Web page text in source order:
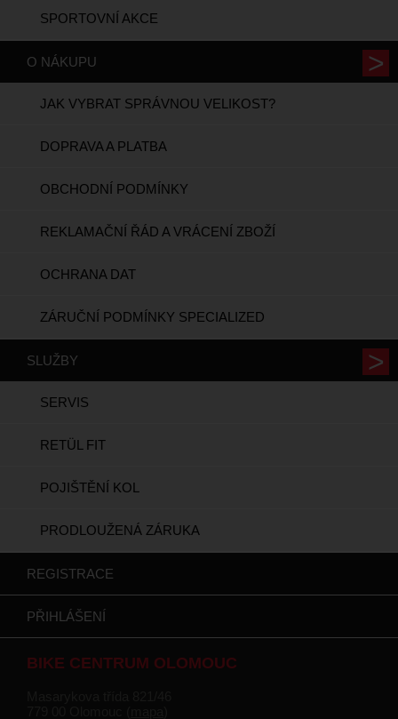
SPORTOVNÍ AKCE
O NÁKUPU
JAK VYBRAT SPRÁVNOU VELIKOST?
DOPRAVA A PLATBA
OBCHODNÍ PODMÍNKY
REKLAMAČNÍ ŘÁD A VRÁCENÍ ZBOŽÍ
OCHRANA DAT
ZÁRUČNÍ PODMÍNKY SPECIALIZED
SLUŽBY
SERVIS
RETÜL FIT
POJIŠTĚNÍ KOL
PRODLOUŽENÁ ZÁRUKA
REGISTRACE
PŘIHLÁŠENÍ
BIKE CENTRUM OLOMOUC